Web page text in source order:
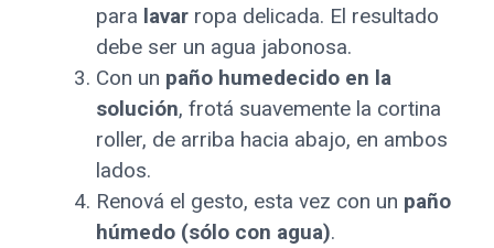
para lavar ropa delicada. El resultado
debe ser un agua jabonosa.
Con un paño humedecido en la
solución, frotá suavemente la cortina
roller, de arriba hacia abajo, en ambos
lados.
Renová el gesto, esta vez con un paño
húmedo (sólo con agua).